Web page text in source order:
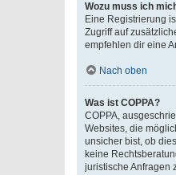
Wozu muss ich
Eine Registrierung
Zugriff auf
empfehlen dir eine
Nach oben
Was ist COPPA?
COPPA,
Websites, die
unsicher bist, ob
keine
juristische Anfragen